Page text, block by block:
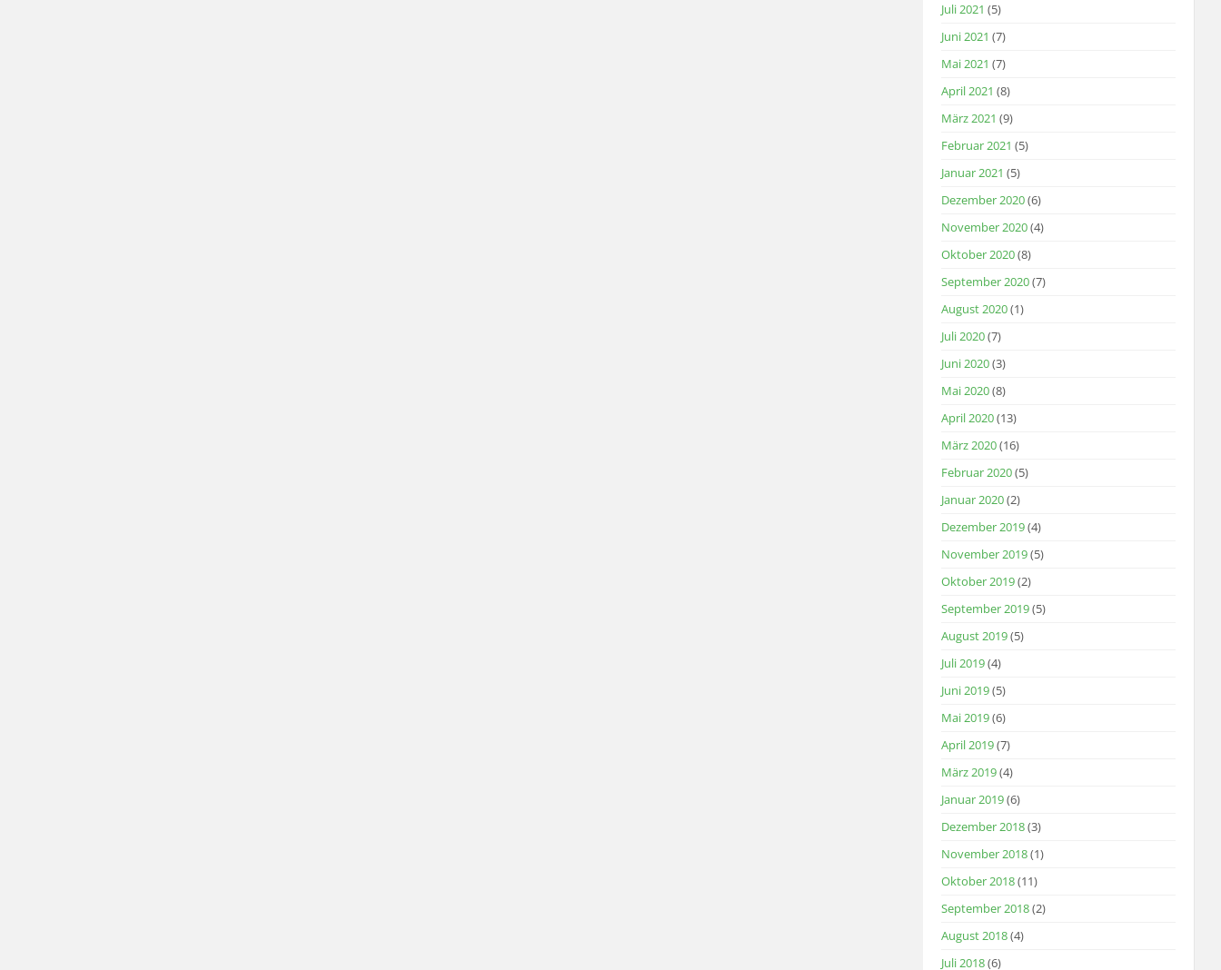
Juli 2021 (5)
Juni 2021 (7)
Mai 2021 (7)
April 2021 (8)
März 2021 (9)
Februar 2021 (5)
Januar 2021 (5)
Dezember 2020(6)
November 2020(4)
Oktober 2020(8)
September 2020(7)
August 2020(1)
Juli 2020(7)
Juni 2020(3)
Mai 2020(8)
April 2020(13)
März 2020(16)
Februar 2020(5)
Januar 2020(2)
Dezember 2019(4)
November 2019(5)
Oktober 2019(2)
September 2019(5)
August 2019(5)
Juli 2019(4)
Juni 2019(5)
Mai 2019(6)
April 2019(7)
März 2019(4)
Januar 2019(6)
Dezember 2018(3)
November 2018(1)
Oktober 2018(11)
September 2018(2)
August 2018(4)
Juli 2018(6)